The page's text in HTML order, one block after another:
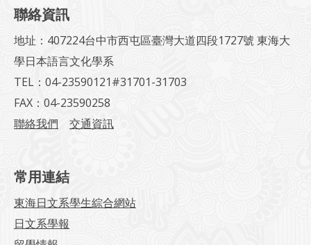
聯絡資訊
地址：407224台中市西屯區臺灣大道四段1727號 東海大
學日本語言文化學系
TEL：04-23590121#31701-31703
FAX：04-23590258
聯絡我們
交通資訊
常用連結
東海日文系學生綜合網站
日文系學報